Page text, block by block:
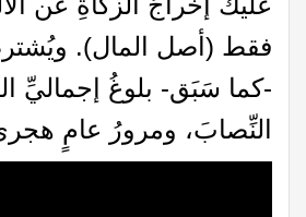
فقط (أصل المال).
-كما سَبَق- بلوغُ إجماليِّ
النِّصابَ، ومرورُ عامٍ